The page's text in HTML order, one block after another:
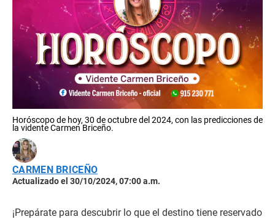
Horóscopo de hoy, 30 de octubre del 2024, con las predicciones de
la vidente Carmen Briceño.
CARMEN BRICEÑO
Actualizado el 30/10/2024, 07:00 a.m.
¡Prepárate para descubrir lo que el destino tiene reservado